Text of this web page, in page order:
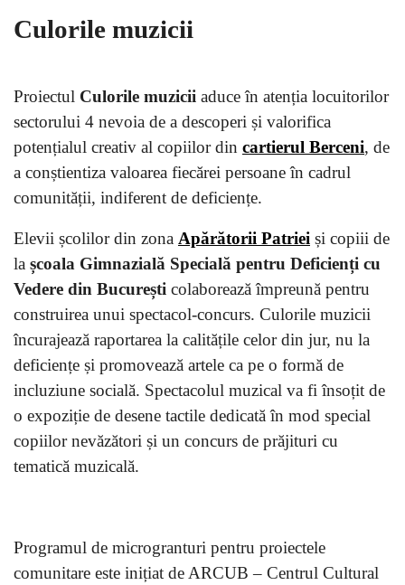
Culorile muzicii
Proiectul Culorile muzicii aduce în atenția locuitorilor
sectorului 4 nevoia de a descoperi și valorifica
potențialul creativ al copiilor din cartierul Berceni, de
a conștientiza valoarea fiecărei persoane în cadrul
comunității, indiferent de deficiențe.
Elevii școlilor din zona Apărătorii Patriei și copiii de
la școala Gimnazială Specială pentru Deficienți cu
Vedere din București colaborează împreună pentru
construirea unui spectacol-concurs. Culorile muzicii
încurajează raportarea la calitățile celor din jur, nu la
deficiențe și promovează artele ca pe o formă de
incluziune socială. Spectacolul muzical va fi însoțit de
o expoziție de desene tactile dedicată în mod special
copiilor nevăzători și un concurs de prăjituri cu
tematică muzicală.
Programul de microgranturi pentru proiectele
comunitare este inițiat de ARCUB – Centrul Cultural